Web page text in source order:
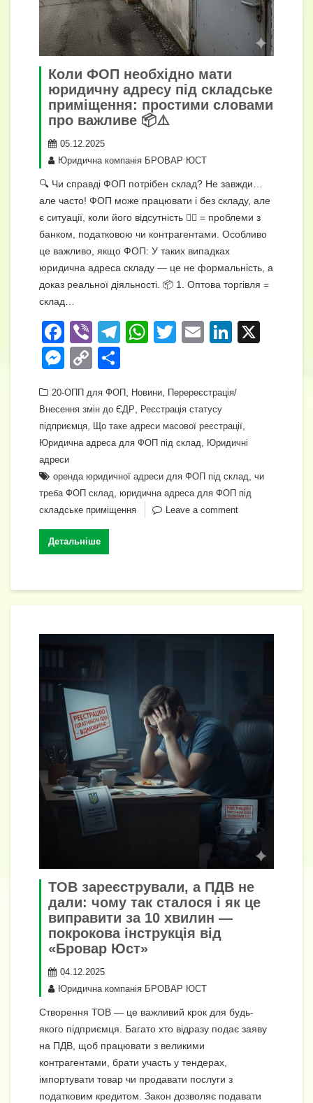
Коли ФОП необхідно мати
юридичну адресу під складське
приміщення: простими словами
про важливе 📦⚠️
05.12.2025
Юридична компанія БРОВАР ЮСТ
🔍 Чи справді ФОП потрібен склад? Не завжди…
але часто! ФОП може працювати і без складу, але
є ситуації, коли його відсутність 🤷‍♂️ = проблеми з
банком, податковою чи контрагентами. Особливо
це важливо, якщо ФОП: У таких випадках
юридична адреса складу — це не формальність, а
доказ реальної діяльності. 📦 1. Оптова торгівля =
склад…
F
a
c
e
b
o
o
k
Vi
b
er
T
gr
a
m
W
s
A
p
T
er
E
Li
e
dI
n
M
ss
e
n
g
er
C
p
y
Li
n
k
ді
л
и
т
и
с
20-ОПП для ФОП Новини
Перереєстрація/
Внесення змін до ЄДР
Реєстрація статусу
підприємця
Що таке адреси масової реєстрації
Юридична адреса для ФОП під склад
Юридичні
адреси
оренда юридичної адреси для ФОП під склад чи
треба ФОП склад
юридична адреса для ФОП під
складське приміщення
Leave a comment
Детальніше
ТОВ зареєстрували, а ПДВ не
дали: чому так сталося і як це
виправити за 10 хвилин —
покрокова інструкція від
«Бровар Юст»
04.12.2025
Юридична компанія БРОВАР ЮСТ
Створення ТОВ — це важливий крок для будь-
якого підприємця. Багато хто відразу подає заяву
на ПДВ, щоб працювати з великими
контрагентами, брати участь у тендерах,
імпортувати товар чи продавати послуги з
податковим кредитом. Закон дозволяє подавати